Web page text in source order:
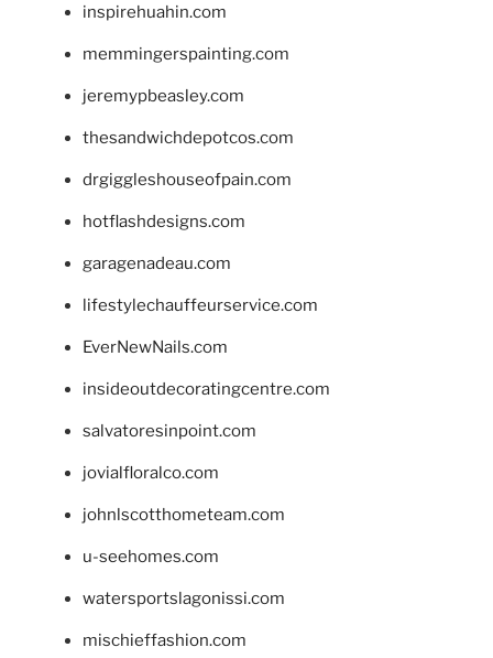
inspirehuahin.com
memmingerspainting.com
jeremypbeasley.com
thesandwichdepotcos.com
drgiggleshouseofpain.com
hotflashdesigns.com
garagenadeau.com
lifestylechauffeurservice.com
EverNewNails.com
insideoutdecoratingcentre.com
salvatoresinpoint.com
jovialfloralco.com
johnlscotthometeam.com
u-seehomes.com
watersportslagonissi.com
mischieffashion.com